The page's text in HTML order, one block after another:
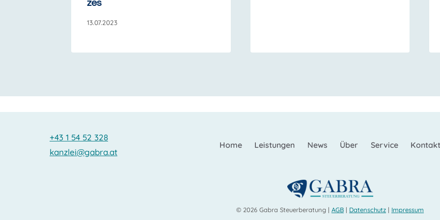
zes
13.07.2023
+43 1 54 52 328
kanzlei@gabra.at
Home Leistungen News Über Service
© 2026 Gabra Steuerberatung | AGB | Datenschutz | Impressum